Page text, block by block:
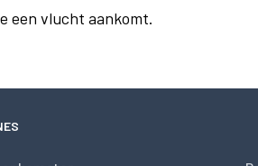
een vlucht aankomt.